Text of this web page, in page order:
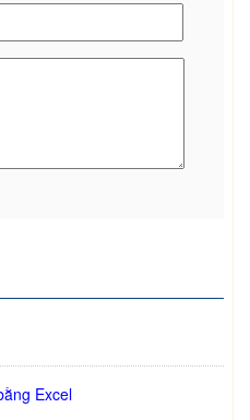
Excel